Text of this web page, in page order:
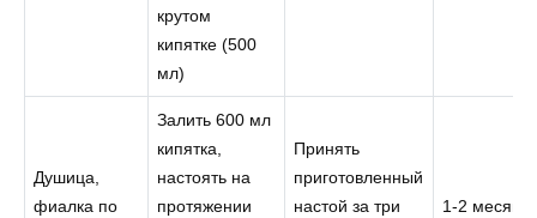
крутом
кипятке (500
мл)
Душица,
фиалка по
Залить 600 мл
кипятка,
настоять на
протяжении
Принять
приготовленный
настой за три
1-2 месяца